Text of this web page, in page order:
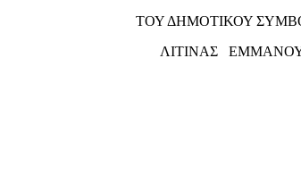
ΤΟΥ ΔΗΜΟΤΙΚΟΥ
ΛΙΤΙΝΑΣ